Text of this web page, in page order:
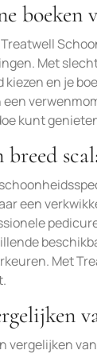
boeken
Met
en je
kunt
breed
een
Met
vergelijken